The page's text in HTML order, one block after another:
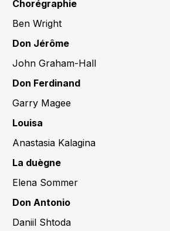
Chorégraphie
Ben Wright
Don Jérôme
John Graham-Hall
Don Ferdinand
Garry Magee
Louisa
Anastasia Kalagina
La duègne
Elena Sommer
Don Antonio
Daniil Shtoda